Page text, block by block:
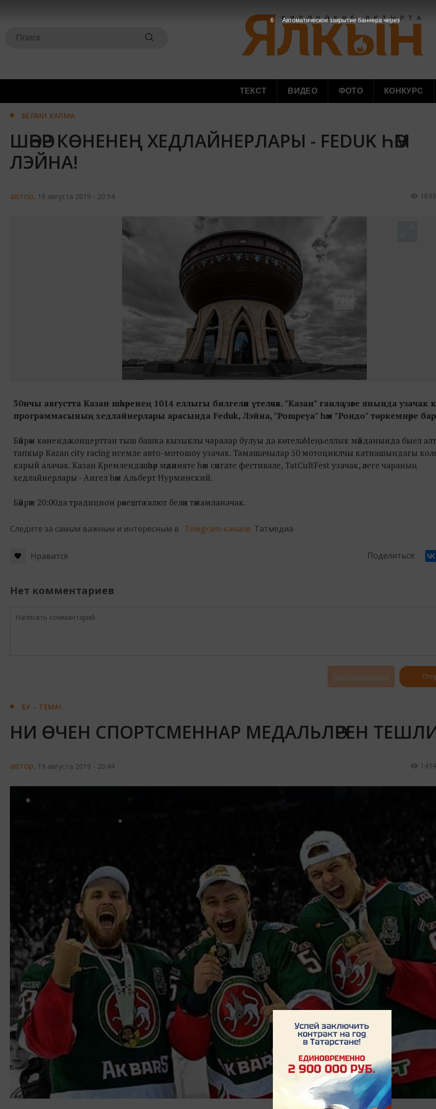
ТЕКСТ ВИДЕО ФОТО КОНКУРС
БЕЛМИ КАЛМА
ШӘҺӘР КӨНЕНЕҢ ХЕДЛАЙНЕРЛАРЫ - FEDUK ҺӘМ
ЛЭЙНА!
автор, 19 августа 2019 - 20:54 1633
30нчы августта Казан шәһәренең 1014 еллыгы билгеләп үтеләчәк. "Казан" гаилә үзәге янында узачак
программасының хедлайнерлары арасында Feduk, Лэйна, "Pompeya" һәм "Рондо" төркемнәре
Бәйрәм көнендә концерттан тыш башка кызыклы чаралар булуы да көтелә. Меңьеллык мәйданында быел
тапкыр Kazan city racing исемле авто-мотошоу узачак. Тамашачылар 50 мотоциклчы катнашындагы
карый алачак. Казан Кремлендә шәһәр мәдәнияте һәм сәнгате фестивале, TatCultFest узачак, әлеге чараның
хедлайнерлары - Аигел һәм Альберт Нурминский.
Бәйрәм 20:00да традицион рәвештә салют белән тәмамланачак.
Следите за самым важным и интересным в Telegram-канале Татмедиа
Нравится Поделиться:
Нет комментариев
Авторизоваться
БУ – ТЕМА!
НИ ӨЧЕН СПОРТСМЕННАР МЕДАЛЬЛӘРЕН
автор, 19 августа 2019 - 20:44 1434
5 Автоматическое закрытие баннера через